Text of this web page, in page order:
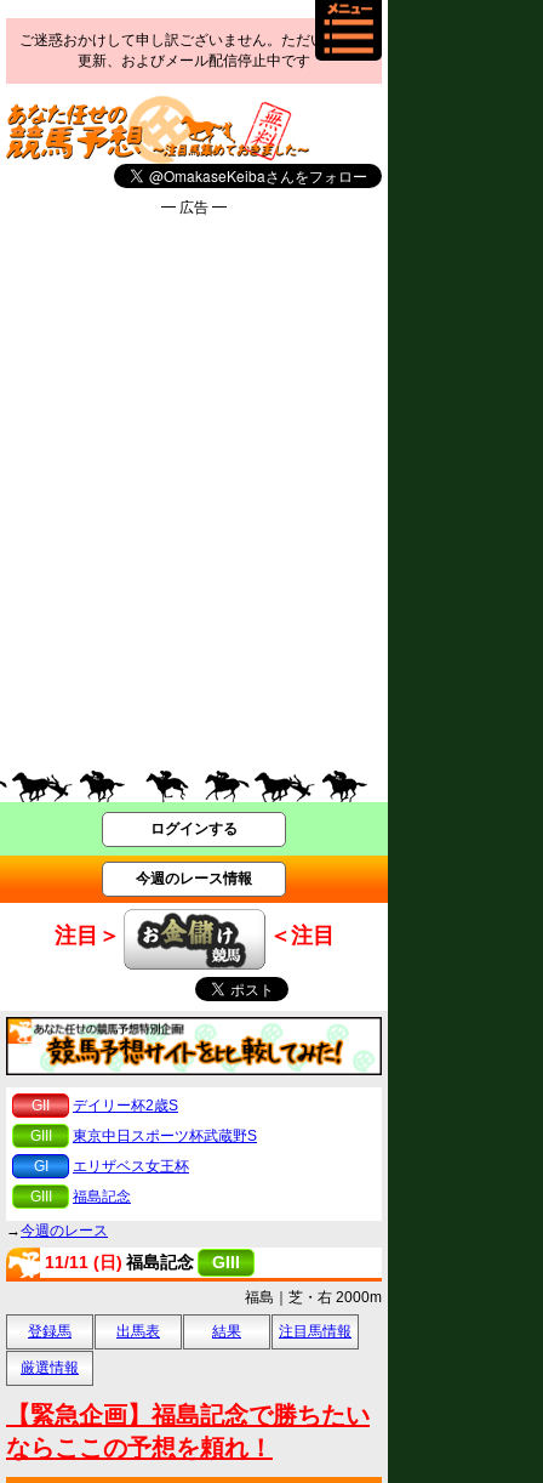
ご迷惑おかけして申し訳ございません。ただいま予想
更新、およびメール配信停止中です
━ 広告 ━
ログインする
今週のレース情報
注目＞ ＜注目
GII
デイリー杯2歳S
GIII
東京中日スポーツ杯武蔵野S
GI
エリザベス女王杯
GIII
福島記念
→今週のレース
11/11 (日) 福島記念 GIII
福島｜芝・右 2000m
登録馬
出馬表 結果 注目馬情報
厳選情報
【緊急企画】福島記念で勝ちたい
ならここの予想を頼れ！